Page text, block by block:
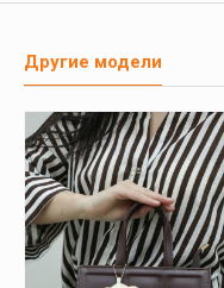
Другие модели